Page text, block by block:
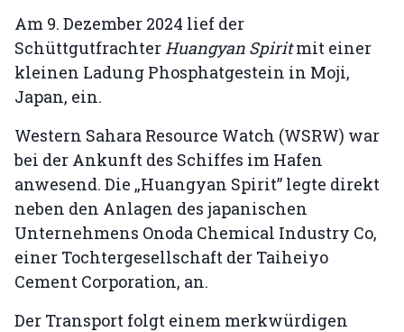
Am 9. Dezember 2024 lief der
SchüttgutfrachterHuangyan Spiritmit einer
kleinen Ladung Phosphatgestein in Moji,
Japan, ein.
Western Sahara Resource Watch (WSRW) war
bei der Ankunft des Schiffes im Hafen
anwesend. Die „Huangyan Spirit” legte direkt
neben den Anlagen des japanischen
Unternehmens Onoda Chemical Industry Co,
einer Tochtergesellschaft der Taiheiyo
Cement Corporation, an.
Der Transport folgt einem merkwürdigen